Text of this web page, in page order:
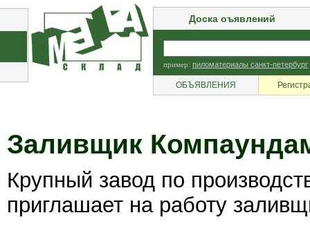
Доска оъявлений
пример: пиломатериалы санкт-петербург
ОБЪЯВЛЕНИЯ
Заливщик
Крупный завод по
приглашает на работу